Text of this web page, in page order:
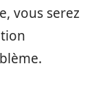
vous serez